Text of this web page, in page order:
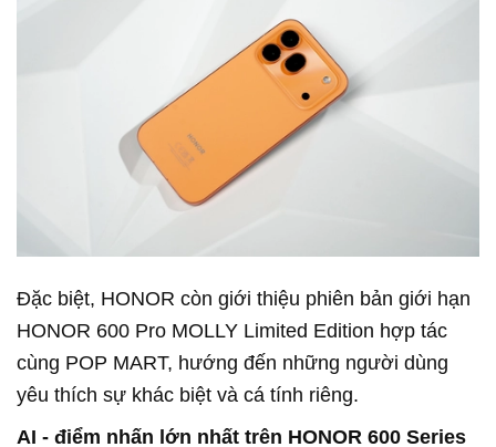
Đặc biệt, HONOR còn giới thiệu phiên bản giới hạn
HONOR 600 Pro MOLLY Limited Edition hợp tác
cùng POP MART, hướng đến những người dùng
yêu thích sự khác biệt và cá tính riêng.
AI - điểm nhấn lớn nhất trên HONOR 600 Series